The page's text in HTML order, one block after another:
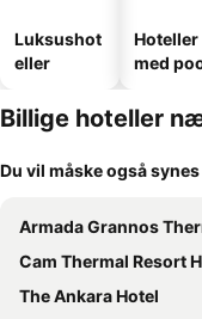
Luksushot
eller
Hoteller
med
Billige hoteller
Du vil måske også
Armada Grannos Thermal Hotel &
Cam Thermal Resort
The Ankara Hotel